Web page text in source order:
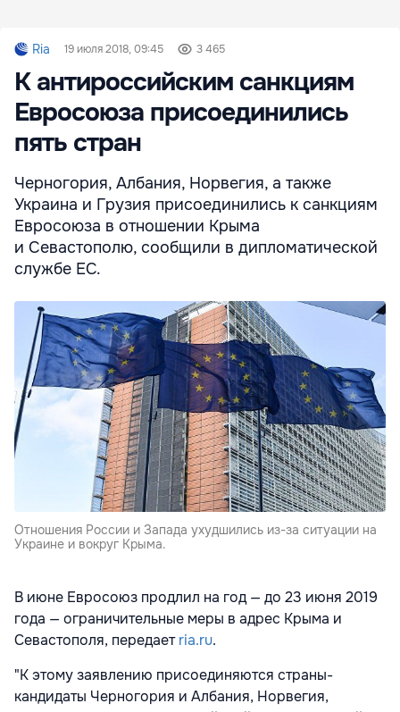
Ria 19 июля 2018, 09:45 3 465
К антироссийским санкциям
Евросоюза присоединились
пять стран
Черногория, Албания, Норвегия, а также
Украина и Грузия присоединились к санкциям
Евросоюза в отношении Крыма
и Севастополю, сообщили в дипломатической
службе ЕС.
Отношения России и Запада ухудшились из-за ситуации на
Украине и вокруг Крыма.
В июне Евросоюз продлил на год — до 23 июня 2019
года — ограничительные меры в адрес Крыма и
Севастополя, передаетria.ru.
"К этому заявлению присоединяются страны-
кандидаты Черногория и Албания, Норвегия,